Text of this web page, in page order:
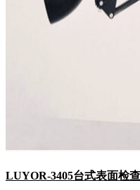
LUYOR-3405台式表面检